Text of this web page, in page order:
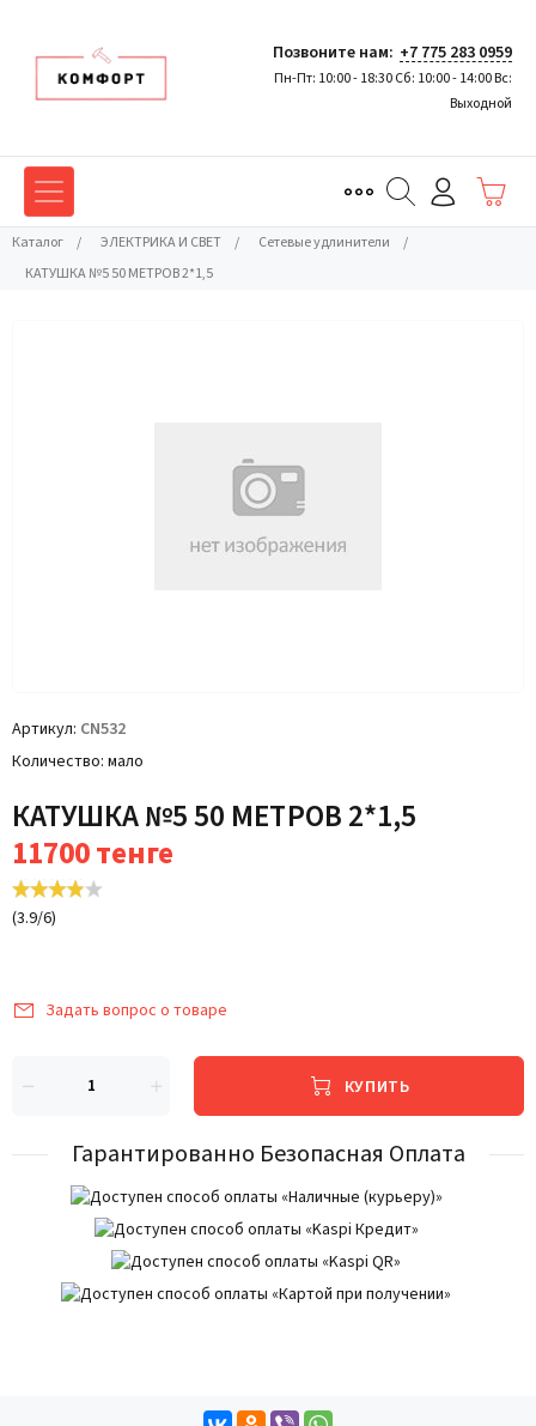
Позвоните нам: +7 775 283 0959
Пн-Пт: 10:00 - 18:30 Сб: 10:00 - 14:00 Вс:
Выходной
Каталог / ЭЛЕКТРИКА И СВЕТ / Сетевые удлинители
/
КАТУШКА №5 50 МЕТРОВ 2*1,5
Артикул CN532
Количество мало
КАТУШКА №5 50 МЕТРОВ 2*1,5
11700тенге
(3.9/6)
Задать вопрос о товаре
КУПИТЬ
Гарантированно Безопасная Оплата